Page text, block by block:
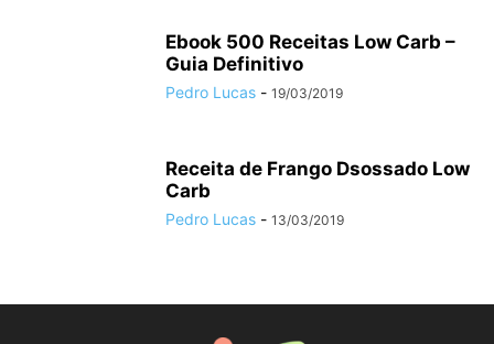
Ebook 500 Receitas Low Carb –
Guia Definitivo
Pedro Lucas - 19/03/2019
Receita de Frango Dsossado Low
Carb
Pedro Lucas - 13/03/2019